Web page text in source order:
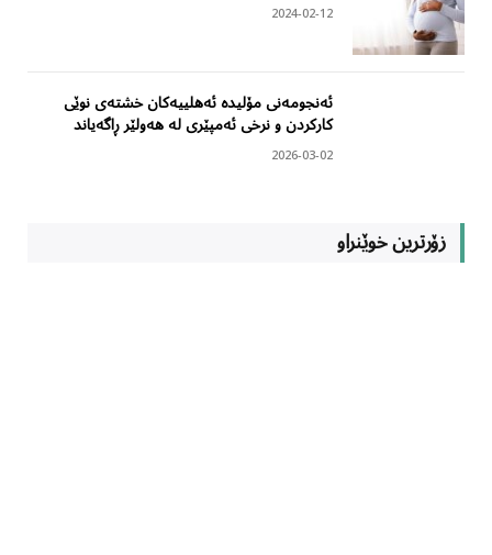
2024-02-12
ئەنجومەنی مۆلیدە ئەهلییەکان خشتەی نوێی
کارکردن و نرخی ئەمپێری لە هەولێر ڕاگەیاند
2026-03-02
زۆرترین خوێنراو